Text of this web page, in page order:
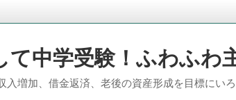
て中学受験！ふわふわ
増加、借金返済、老後の資産形成を目標にい